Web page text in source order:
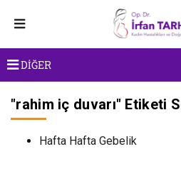
DİĞER
"rahim iç duvarı" Etiketi
Hafta Hafta Gebelik